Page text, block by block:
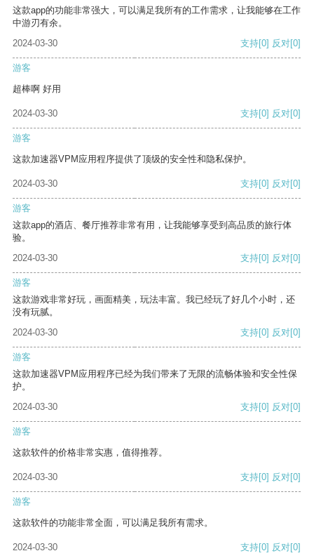
这款app的功能非常强大，可以满足我所有的工作需求，让我能够在工作
中游刃有余。
2024-03-30
支持[0] 反对[0]
游客
超棒啊 好用
2024-03-30 支持[0] 反对[0]
游客
这款加速器VPM应用程序提供了顶级的安全性和隐私保护。
2024-03-30 支持[0] 反对[0]
游客
这款app的酒店、餐厅推荐非常有用，让我能够享受到高品质的旅行体
验。
2024-03-30
支持[0] 反对[0]
游客
这款游戏非常好玩，画面精美，玩法丰富。我已经玩了好几个小时，还
没有玩腻。
2024-03-30
支持[0] 反对[0]
游客
这款加速器VPM应用程序已经为我们带来了无限的流畅体验和安全性保
护。
2024-03-30
支持[0] 反对[0]
游客
这款软件的价格非常实惠，值得推荐。
2024-03-30 支持[0] 反对[0]
游客
这款软件的功能非常全面，可以满足我所有需求。
2024-03-30 支持[0] 反对[0]